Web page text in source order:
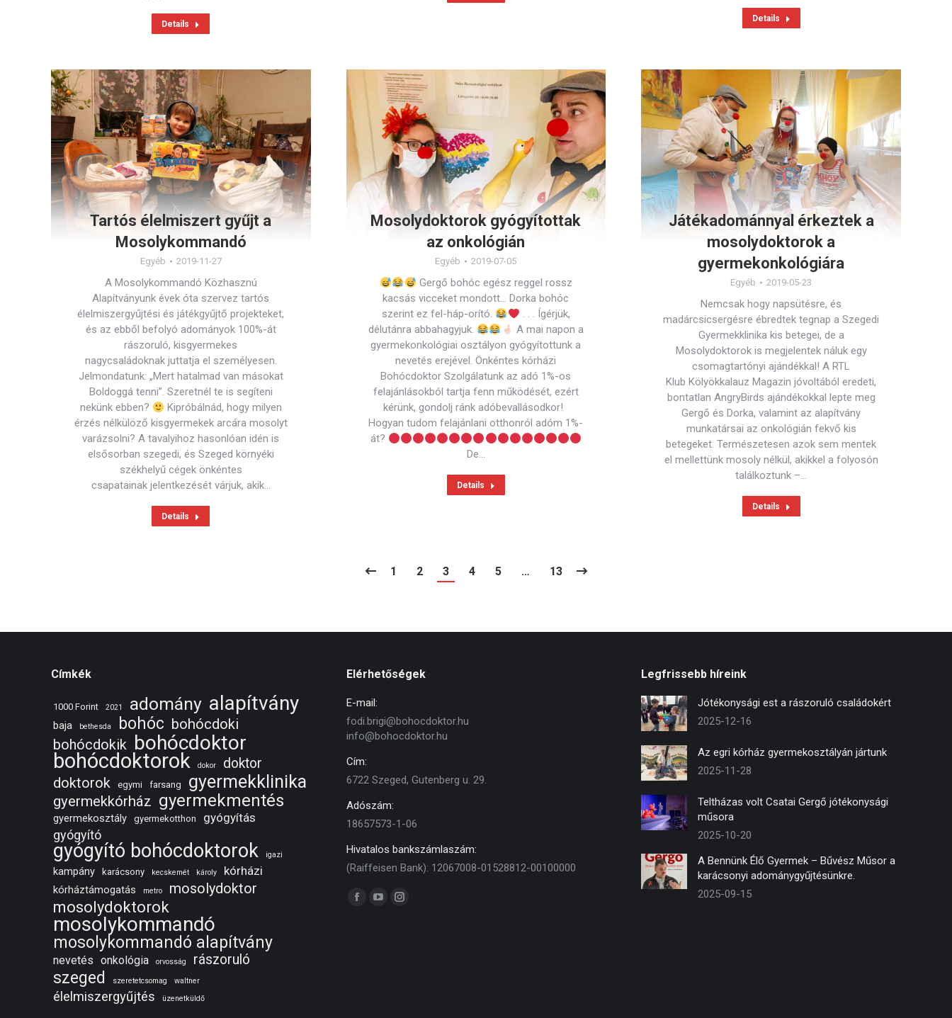
Details
Details
Tartós élelmiszert gyűjt a
Mosolykommandó
Egyéb 2019-11-27
A Mosolykommandó Közhasznú
Alapítványunk évek óta szervez tartós
élelmiszergyűjtési és játékgyűjtő projekteket,
és az ebből befolyó adományok 100%-át
rászoruló, kisgyermekes
nagycsaládoknak juttatja el személyesen.
Jelmondatunk: „Mert hatalmad van másokat
Boldoggá tenni”. Szeretnél te is segíteni
nekünk ebben?
Kipróbálnád, hogy milyen
érzés nélkülöző kisgyermekek arcára mosolyt
varázsolni? A tavalyihoz hasonlóan idén is
elsősorban szegedi, és Szeged környéki
székhelyű cégek önkéntes
csapatainak jelentkezését várjuk, akik…
Details
Mosolydoktorok gyógyítottak
az onkológián
Egyéb 2019-07-05
Gergő bohóc egész reggel rossz
kacsás vicceket mondott… Dorka bohóc
szerint ez fel-háp-orító.
. . . Ígérjük,
délutánra abbahagyjuk.
A mai napon a
gyermekonkológiai osztályon gyógyítottunk a
nevetés erejével. Önkéntes kórházi
Bohócdoktor Szolgálatunk az adó 1%-os
felajánlásokból tartja fenn működését, ezért
kérünk, gondolj ránk adóbevallásodkor!
Hogyan tudom felajánlani otthonról adóm 1%-
át?
De…
Details
Játékadománnyal érkeztek a
mosolydoktorok a
gyermekonkológiára
Egyéb 2019-05-23
Nemcsak hogy napsütésre, és
madárcsicsergésre ébredtek tegnap a Szegedi
Gyermekklinika kis betegei, de a
Mosolydoktorok is megjelentek náluk egy
csomagtartónyi ajándékkal! A RTL
Klub Kölyökkalauz Magazin jóvoltából eredeti,
bontatlan AngryBirds ajándékokkal lepte meg
Gergő és Dorka, valamint az alapítvány
munkatársai az onkológián fekvő kis
betegeket. Természetesen azok sem mentek
el mellettünk mosoly nélkül, akikkel a folyosón
találkoztunk –…
Details
1 2 3 4 5 … 13
Címkék
1000 Forint 2021 adomány alapítvány
baja bethesda bohóc bohócdoki
bohócdokik bohócdoktor
bohócdoktorok dokor doktor
doktorok egymi farsang gyermekklinika
gyermekkórház gyermekmentés
gyermekosztály gyermekotthon gyógyítás
gyógyító
gyógyító bohócdoktorok igazi
kampány karácsony kecskemét károly kórházi
kórháztámogatás metro mosolydoktor
mosolydoktorok
mosolykommandó
mosolykommandó alapítvány
nevetés onkológia orvosság rászoruló
szeged szeretetcsomag waltner
élelmiszergyűjtés üzenetküldő
Elérhetőségek
E-mail:
fodi.brigi@bohocdoktor.hu
info@bohocdoktor.hu
Cím:
6722 Szeged, Gutenberg u. 29.
Adószám:
18657573-1-06
Hivatalos bankszámlaszám:
(Raiffeisen Bank): 12067008-01528812-00100000
Find us on:
Facebook
YouTubeInstagram
Legfrissebb híreink
Jótékonysági est a rászoruló családokért
2025-12-16
Az egri kórház gyermekosztályán jártunk
2025-11-28
Teltházas volt Csatai Gergő jótékonysági
műsora
2025-10-20
A Bennünk Élő Gyermek – Bűvész Műsor a
karácsonyi adománygyűjtésünkre.
2025-09-15